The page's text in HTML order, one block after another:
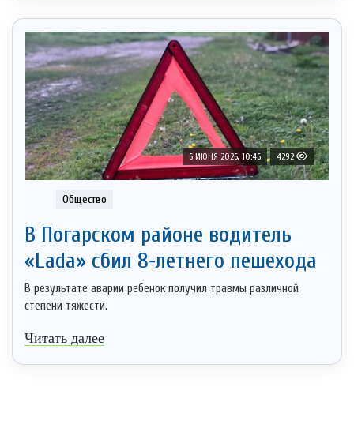
6 ИЮНЯ 2026, 10:46 4292
Общество
В Погарском районе водитель
«Lada» сбил 8‑летнего пешехода
В результате аварии ребенок получил травмы различной
степени тяжести.
Читать далее